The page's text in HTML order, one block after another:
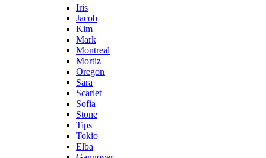
Iris
Jacob
Kim
Mark
Montreal
Mortiz
Oregon
Sara
Scarlet
Sofia
Stone
Tips
Tokio
Elba